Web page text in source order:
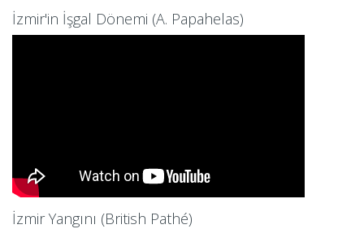
İzmir'in İşgal Dönemi (A. Papahelas)
İzmir Yangını (British Pathé)